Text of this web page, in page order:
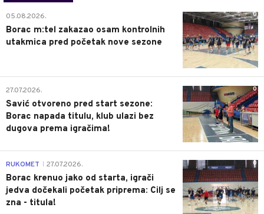
0
05.08.2026.
Borac m:tel zakazao osam kontrolnih
utakmica pred početak nove sezone
0
27.07.2026.
Savić otvoreno pred start sezone:
Borac napada titulu, klub ulazi bez
dugova prema igračima!
0
RUKOMET 27.07.2026.
Borac krenuo jako od starta, igrači
jedva dočekali početak priprema: Cilj se
zna - titula!